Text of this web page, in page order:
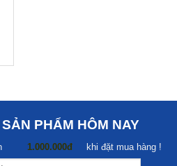
PHẨM HÔM NAY
1.000.000đ khi đặt mua hàng !